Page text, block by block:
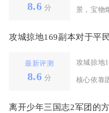
8.6 分 景，宝物
最新评测
8.6 分
攻城掠地
核心依靠
离开少年三国志2军团的